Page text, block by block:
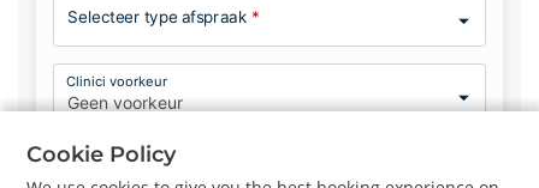
Selecteer type afspraak *
Clinici voorkeur
Geen voorkeur
Cookie Policy